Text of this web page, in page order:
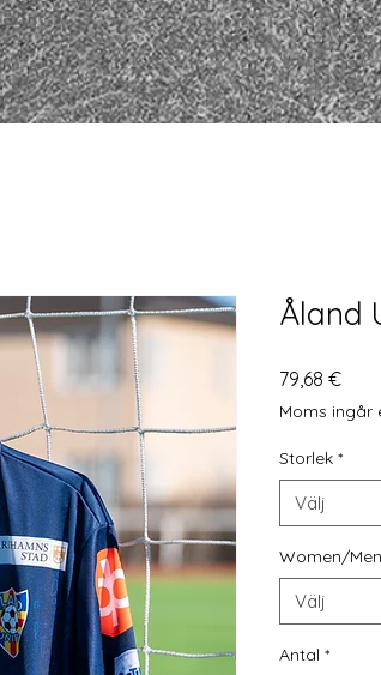
Åland
79,68 €Pris
Moms ingår
Storlek *
Välj
Women/Men
Välj
Antal *